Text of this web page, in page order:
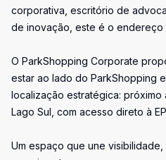
corporativa, escritório de
de inovação, este é o endereço
O ParkShopping Corporate
estar ao lado do ParkShopping
localização estratégica:
Lago Sul, com acesso direto à
Um espaço que une